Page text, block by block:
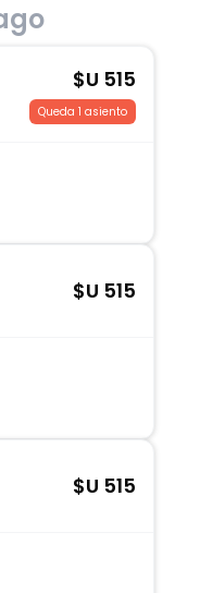
$U 515
Queda 1 asiento
$U 515
$U 515